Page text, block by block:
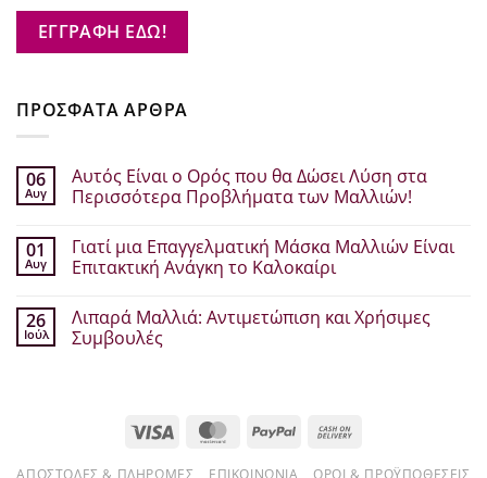
ΕΓΓΡΑΦΗ ΕΔΩ!
ΠΡΟΣΦΑΤΑ ΑΡΘΡΑ
06
Αυγ
Αυτός Είναι ο Ορός που θα Δώσει Λύση στα
Περισσότερα Προβλήματα των Μαλλιών!
σχόλια
στο
Αυτός
Ορός
που
θα
01
Αυγ
Γιατί μια Επαγγελματική Μάσκα Μαλλιών Είναι
Επιτακτική Ανάγκη το Καλοκαίρι
σχόλια
στο
Γιατί
Επιτακτική
Καλοκαίρι
26
Ιούλ
Λιπαρά Μαλλιά: Αντιμετώπιση και Χρήσιμες
Συμβουλές
Αντιμετώπιση
Χρήσιμες
Visa MasterCardPayPal